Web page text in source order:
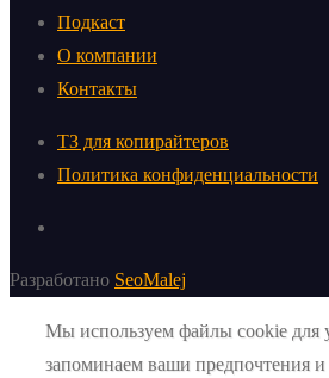
Подкаст
О компании
Контакты
ТЗ для копирайтеров
Политика конфиденциальности
Разработано SeoMalej
Мы используем файлы cookie для
запоминаем ваши предпочтения